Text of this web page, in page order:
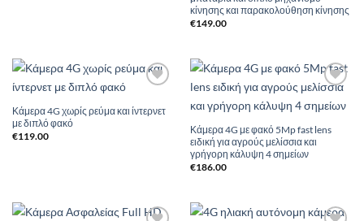
κίνησης και παρακολούθηση κίνησης
€149.00
Κάμερα 4G χωρίς ρεύμα και ίντερνετ
με διπλό φακό
€119.00
Wishlist
Κάμερα 4G με φακό 5Mp fast lens
ειδική για αγρούς μελίσσια και
γρήγορη κάλυψη 4 σημείων
€186.00